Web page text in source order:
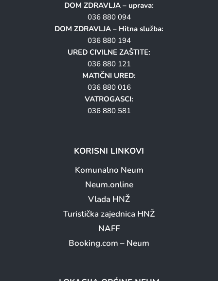
DOM ZDRAVLJA – uprava:
036 880 094
DOM ZDRAVLJA – Hitna služba:
036 880 194
URED CIVILNE ZAŠTITE:
036 880 121
MATIČNI URED:
036 880 016
VATROGASCI:
036 880 581
KORISNI LINKOVI
Komunalno Neum
Neum.online
Vlada HNŽ
Turistička zajednica HNŽ
NAFF
Booking.com – Neum